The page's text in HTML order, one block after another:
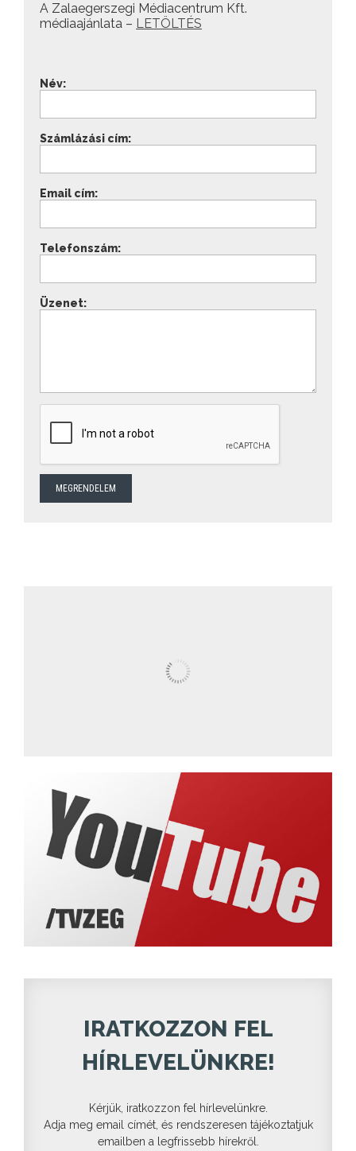
A Zalaegerszegi Médiacentrum Kft.
médiaajánlata – LETÖLTÉS
Név:
Számlázási cím:
Email cím:
Telefonszám:
Üzenet:
IRATKOZZON FEL
HÍRLEVELÜNKRE!
Kérjük, iratkozzon fel hírlevelünkre.
Adja meg email címét, és rendszeresen tájékoztatjuk
emailben a legfrissebb hírekről.